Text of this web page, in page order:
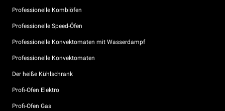
Professionelle Kombiöfen
Professionelle Speed-Öfen
Professionelle Konvektomaten mit Wasserdampf
Professionelle Konvektomaten
Der heiße Kühlschrank
Profi-Ofen Elektro
Profi-Ofen Gas